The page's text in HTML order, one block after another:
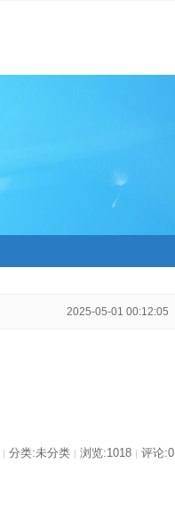
2025-05-01 00:12:05
| 分类:未分类 | 浏览:1018 | 评论:0